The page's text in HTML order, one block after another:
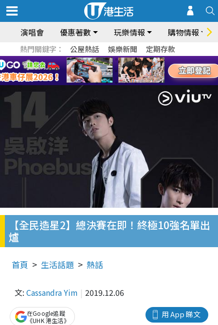
演唱會 優惠著數 玩樂情報 購物情報
熱門關鍵字： 公屋熱話 娛樂新聞 定期存款
【全民造星2】總決賽在即！終極10強名單出
爐
首頁 生活話題 熱話
文: Cassandra Yim 2019.12.06
用 App 睇文
在Google追蹤
《UHK 港生活》